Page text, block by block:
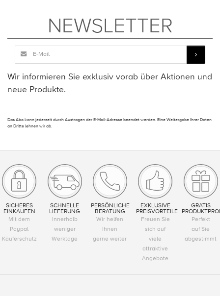
NEWSLETTER
Wir informieren Sie exklusiv vorab über Aktionen und
neue Produkte.
Das Abo kann jederzeit durch Austragen der E-Mail-Adresse beendet werden. Eine Weitergabe Ihrer Daten
an Dritte lehnen wir ab.
SICHERES
EINKAUFEN
Mit dem
Paypal
Käuferschutz
SCHNELLE
LIEFERUNG
Innerhalb
weniger
Werktage
PERSÖNLICHE
BERATUNG
Wir helfen
Ihnen
gerne weiter
EXKLUSIVE
PREISVORTEILE
Freuen Sie
sich auf
viele
attraktive
Angebote
GRATIS
Perfekt
auf Sie
abgestimmt